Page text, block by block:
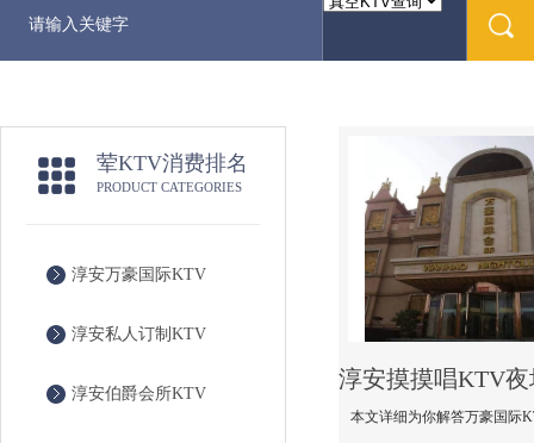
荤KTV消费排名
PRODUCT CATEGORIES
淳安万豪国际KTV
淳安私人订制KTV
淳安伯爵会所KTV